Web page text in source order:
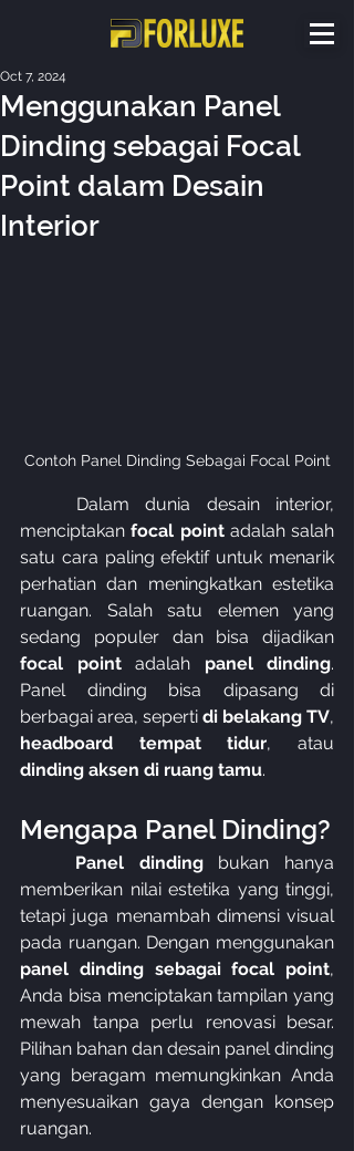
Menggunakan Panel
Dinding sebagai Focal
Point dalam Desain
Interior
Oct 7, 2024
Contoh Panel Dinding Sebagai Focal Point
menciptakan focal point adalah salah
satu cara paling efektif untuk menarik
perhatian dan meningkatkan estetika
ruangan. Salah satu elemen yang
focal point adalah panel dinding.
Panel dinding bisa dipasang di
berbagai area, seperti di belakang TV
headboard tempat tidur
dinding aksen di ruang tamu.
Mengapa Panel Dinding?
	Panel dinding
bukan hanya
memberikan nilai estetika yang tinggi,
tetapi juga menambah dimensi visual
panel dinding sebagai focal point,
Anda bisa menciptakan tampilan yang
mewah tanpa perlu renovasi besar.
Pilihan bahan dan desain panel dinding
yang beragam memungkinkan Anda
menyesuaikan gaya dengan konsep
ruangan.